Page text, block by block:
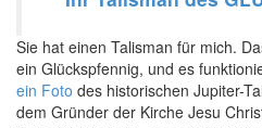
Sie hat einen Talisman für mich.
ein Glückspfennig, und es
ein Foto des historischen Jupiter-
dem Gründer der Kirche Jesu